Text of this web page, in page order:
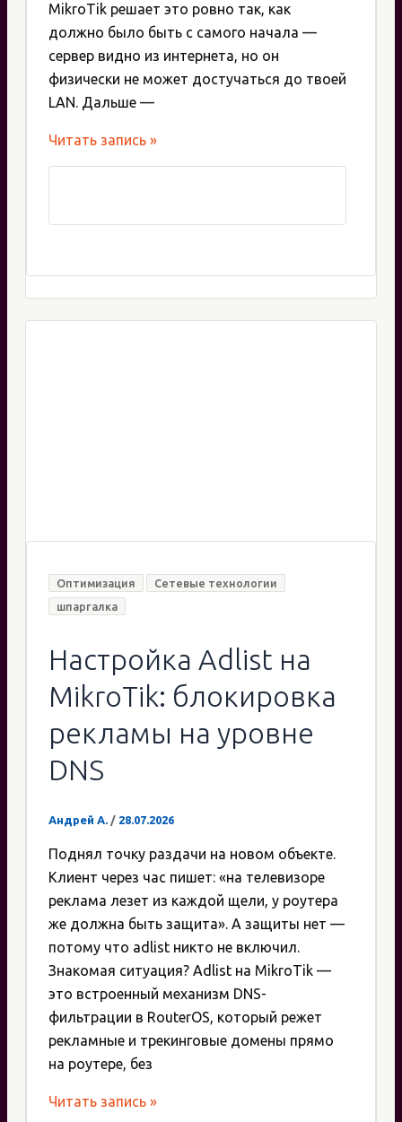
MikroTik решает это ровно так, как
должно было быть с самого начала —
сервер видно из интернета, но он
физически не может достучаться до твоей
LAN. Дальше —
DMZ
на
от
офиса
Читать запись »
Оптимизация
Сетевые технологии
шпаргалка
Настройка Adlist на
MikroTik: блокировка
рекламы на уровне
DNS
Андрей А. / 28.07.2026
Поднял точку раздачи на новом объекте.
Клиент через час пишет: «на телевизоре
реклама лезет из каждой щели, у роутера
же должна быть защита». А защиты нет —
потому что adlist никто не включил.
Знакомая ситуация? Adlist на MikroTik —
это встроенный механизм DNS-
фильтрации в RouterOS, который режет
рекламные и трекинговые домены прямо
на роутере, без
Настройка
Читать запись »